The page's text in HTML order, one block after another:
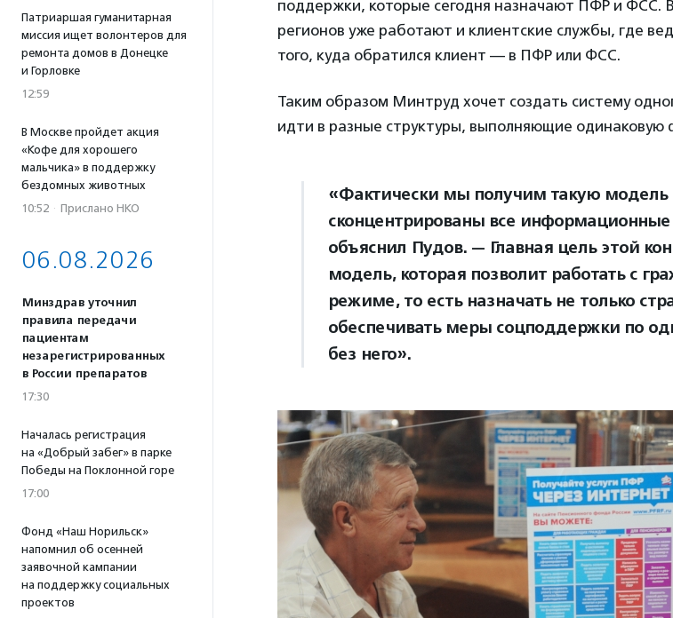
Патриаршая гуманитарная
миссия ищет волонтеров для
ремонта домов в Донецке
и Горловке
12:59
В Москве пройдет акция
«Кофе для хорошего
мальчика» в поддержку
бездомных животных
10:52 · Прислано НКО
06.08.2026
Минздрав уточнил
правила передачи
пациентам
незарегистрированных
в России препаратов
17:30
Началась регистрация
на «Добрый забег» в парке
Победы на Поклонной горе
17:00
Фонд «Наш Норильск»
напомнил об осенней
заявочной кампании
на поддержку социальных
проектов
поддержки, которые сегодня назначают ПФР и ФСС.
регионов уже работают и клиентские службы, где
того, куда обратился клиент — в ПФР или ФСС.
Таким образом Минтруд хочет создать систему
идти в разные структуры, выполняющие одинаковую
«Фактически мы получим такую модель
сконцентрированы все
объяснил Пудов. — Главная цель этой
модель, которая позволит работать с
режиме, то есть назначать не только
обеспечивать меры соцподдержки по
без него».